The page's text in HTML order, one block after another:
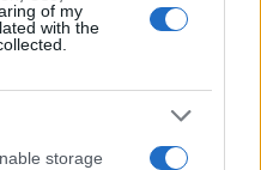
of my
with the
storage
διδασκαλία και
μάθησης για